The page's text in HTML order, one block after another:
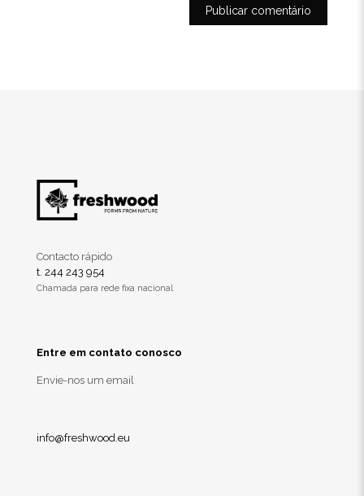
Contacto rápido
t. 244 243 954
Chamada para rede fixa nacional
Entre em contato conosco
Envie-nos um email
info@freshwood.eu